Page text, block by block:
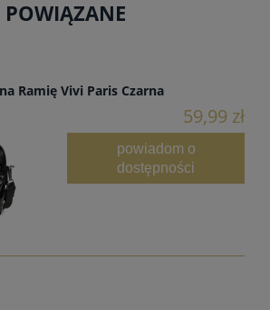
Ramię Vivi Paris Czarna
59,99 zł
powiadom o
dostępności